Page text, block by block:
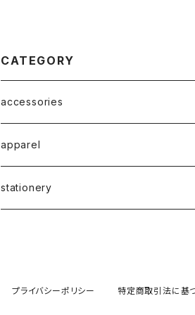
CATEGORY
accessories
apparel
stationery
プライバシーポリシー 特定商取引法に基